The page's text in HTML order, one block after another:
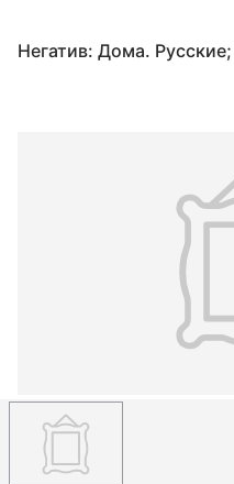
Негатив: Дома.